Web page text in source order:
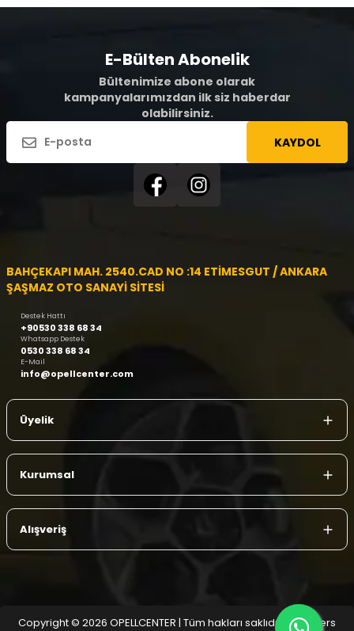
E-Bülten Abonelik
Bültenimize abone olarak
kampanyalarımızdan ilk siz haberdar
olabilirsiniz.
KAYDOL
BAHÇEKAPI MAH. 2540.CAD NO :14 ETİMESGUT / ANKARA
ŞAŞMAZ OTO SANAYİ SİTESİ
Destek Hattı
+90530 338 68 34
Whatsapp Destek
0530 338 68 34
E-Mail
info@opellcenter.com
Üyelik
Kurumsal
Alışveriş
Copyright © 2026 OPELLCENTER | Tüm hakları saklıdır.
| Reliefers